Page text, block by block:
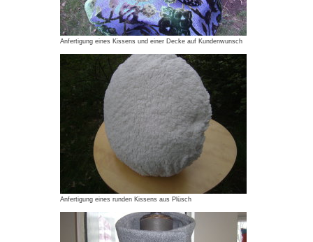
Anfertigung eines Kissens und einer Decke auf Kundenwunsch
Anfertigung eines runden Kissens aus Plüsch